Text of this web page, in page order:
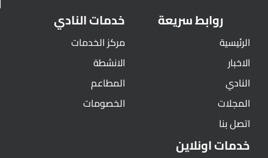
روابط سريعة
الرئيسية
الاخبار
النادي
المجلات
اتصل بنا
خدمات النادي
مركز الخدمات
الانشطة
المطاعم
الخصومات
خدمات اونلاين